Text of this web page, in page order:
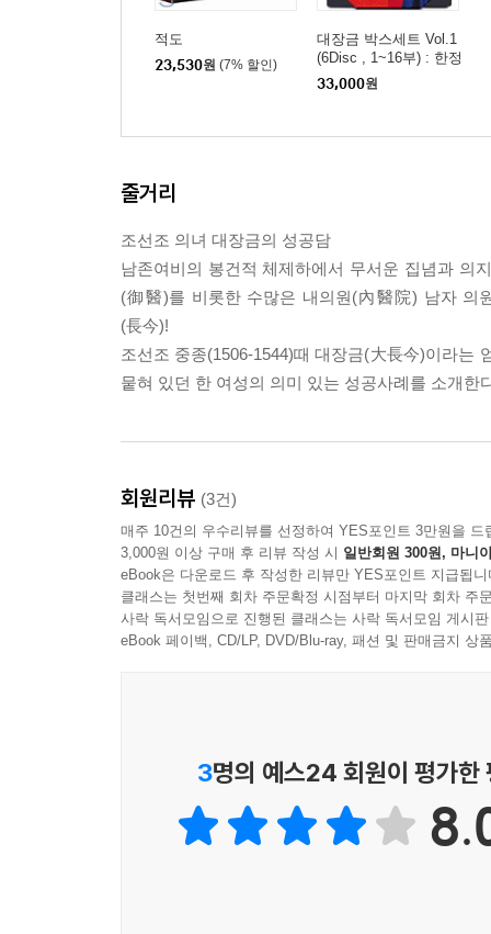
적도
23,530원 (7% 할인)
대장금 박스세트 Vol.1
(6Disc , 1~16부) : 한정
판
33,000원
줄거리
조선조 의녀 대장금의 성공담
남존여비의 봉건적 체제하에서 무서운 집념과 의
(御醫)를 비롯한 수많은 내의원(內醫院) 남자 의
(長今)!
조선조 중종(1506-1544)때 대장금(大長今)이라는
뭍혀 있던 한 여성의 의미 있는 성공사례를 소개한
회원리뷰 (3건)
매주 10건의 우수리뷰를 선정하여 YES포인트 3만원을 드
3,000원 이상 구매 후 리뷰 작성 시 일반회원 300원, 마니
eBook은 다운로드 후 작성한 리뷰만 YES포인트 지급됩니
클래스는 첫번째 회차 주문확정 시점부터 마지막 회차 주
사락 독서모임으로 진행된 클래스는 사락 독서모임 게시
eBook 페이백, CD/LP, DVD/Blu-ray, 패션 및 판매금지 상
3명의 예스24 회원이 평가한